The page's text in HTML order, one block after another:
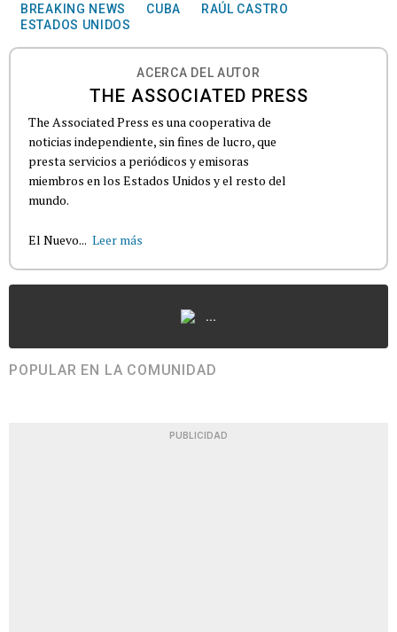
BREAKING NEWS CUBA
RAÚL CASTRO
ESTADOS UNIDOS
ACERCA DEL AUTOR
THE ASSOCIATED PRESS
The Associated Press es una cooperativa de
noticias independiente, sin fines de lucro, que
presta servicios a periódicos y emisoras
miembros en los Estados Unidos y el resto del
mundo.
El Nuevo... Leer más
...
POPULAR EN LA COMUNIDAD
PUBLICIDAD